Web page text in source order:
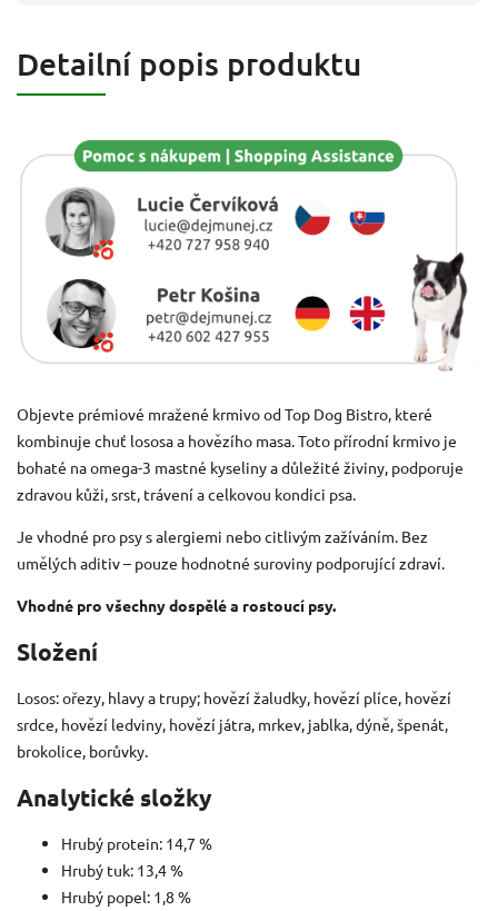
Detailní popis produktu
Objevte prémiové mražené krmivo od Top Dog Bistro, které
kombinuje chuť lososa a hovězího masa. Toto přírodní krmivo je
bohaté na omega-3 mastné kyseliny a důležité živiny, podporuje
zdravou kůži, srst, trávení a celkovou kondici psa.
Je vhodné pro psy s alergiemi nebo citlivým zažíváním. Bez
umělých aditiv – pouze hodnotné suroviny podporující zdraví.
Vhodné pro všechny dospělé a rostoucí psy.
Složení
Losos: ořezy, hlavy a trupy; hovězí žaludky, hovězí plíce, hovězí
srdce, hovězí ledviny, hovězí játra, mrkev, jablka, dýně, špenát,
brokolice, borůvky.
Analytické složky
Hrubý protein: 14,7 %
Hrubý tuk: 13,4 %
Hrubý popel: 1,8 %